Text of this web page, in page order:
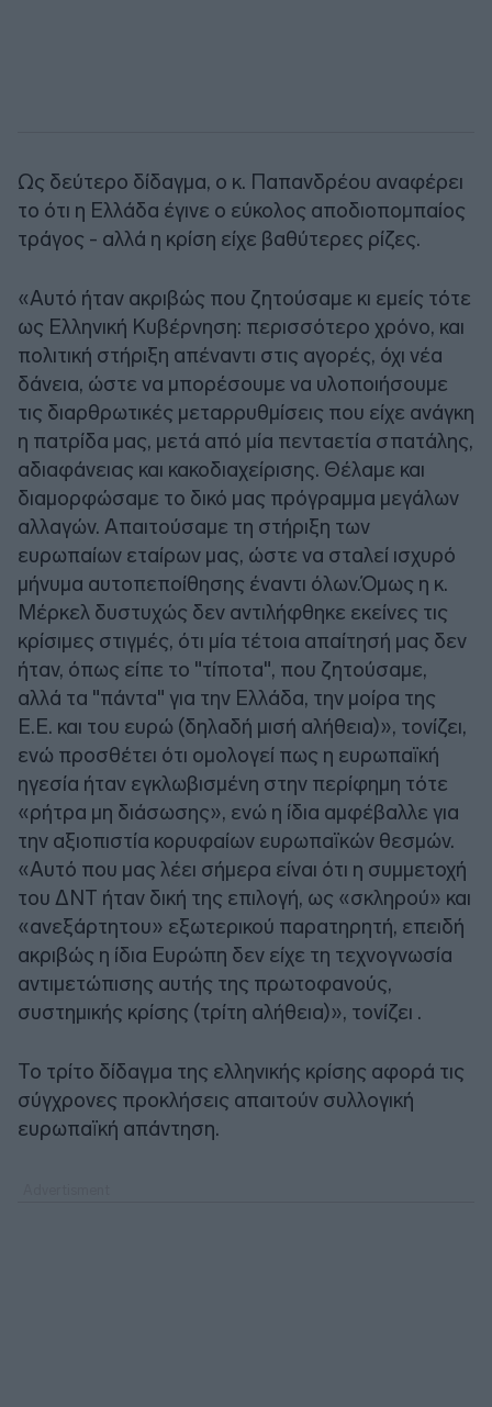
Ως δεύτερο δίδαγμα, ο κ. Παπανδρέου αναφέρει
το ότι η Ελλάδα έγινε ο εύκολος αποδιοπομπαίος
τράγος - αλλά η κρίση είχε βαθύτερες ρίζες.
«Αυτό ήταν ακριβώς που ζητούσαμε κι εμείς τότε
ως Ελληνική Κυβέρνηση: περισσότερο χρόνο, και
πολιτική στήριξη απέναντι στις αγορές, όχι νέα
δάνεια, ώστε να μπορέσουμε να υλοποιήσουμε
τις διαρθρωτικές μεταρρυθμίσεις που είχε ανάγκη
η πατρίδα μας, μετά από μία πενταετία σπατάλης,
αδιαφάνειας και κακοδιαχείρισης. Θέλαμε και
διαμορφώσαμε το δικό μας πρόγραμμα μεγάλων
αλλαγών. Απαιτούσαμε τη στήριξη των
ευρωπαίων εταίρων μας, ώστε να σταλεί ισχυρό
μήνυμα αυτοπεποίθησης έναντι όλων.Όμως η κ.
Μέρκελ δυστυχώς δεν αντιλήφθηκε εκείνες τις
κρίσιμες στιγμές, ότι μία τέτοια απαίτησή μας δεν
ήταν, όπως είπε το "τίποτα", που ζητούσαμε,
αλλά τα "πάντα" για την Ελλάδα, την μοίρα της
Ε.Ε. και του ευρώ (δηλαδή μισή αλήθεια)», τονίζει,
ενώ προσθέτει ότι ομολογεί πως η ευρωπαϊκή
ηγεσία ήταν εγκλωβισμένη στην περίφημη τότε
«ρήτρα μη διάσωσης», ενώ η ίδια αμφέβαλλε για
την αξιοπιστία κορυφαίων ευρωπαϊκών θεσμών.
«Αυτό που μας λέει σήμερα είναι ότι η συμμετοχή
του ΔΝΤ ήταν δική της επιλογή, ως «σκληρού» και
«ανεξάρτητου» εξωτερικού παρατηρητή, επειδή
ακριβώς η ίδια Ευρώπη δεν είχε τη τεχνογνωσία
αντιμετώπισης αυτής της πρωτοφανούς,
συστημικής κρίσης (τρίτη αλήθεια)», τονίζει .
Το τρίτο δίδαγμα της ελληνικής κρίσης αφορά τις
σύγχρονες προκλήσεις απαιτούν συλλογική
ευρωπαϊκή απάντηση.